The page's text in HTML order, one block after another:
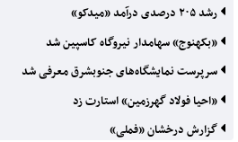
رشد ۲۰۵ درصدی درآمد «میدکو»
«بکهنوج» سهامدار نیروگاه کاسپین شد
سرپرست نمایشگاه‌های جنوبشرق معرفی شد
«احیا فولاد گهرزمین» استارت زد
گزارش درخشان «فملی»